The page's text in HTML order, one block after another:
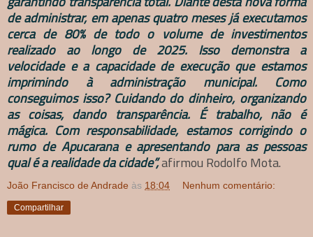
de administrar, em apenas quatro meses já executamos
cerca de 80% de todo o volume de investimentos
realizado ao longo de 2025. Isso demonstra a
velocidade e a capacidade de execução que estamos
imprimindo à administração municipal. Como
conseguimos isso? Cuidando do dinheiro, organizando
as coisas, dando transparência. É trabalho, não é
mágica. Com responsabilidade, estamos corrigindo o
rumo de Apucarana e apresentando para as pessoas
qual é a realidade da cidade”,afirmou Rodolfo Mota.
João Francisco de Andrade às 18:04 Nenhum comentário:
Compartilhar